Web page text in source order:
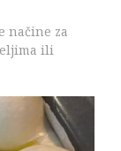
načine za
ili